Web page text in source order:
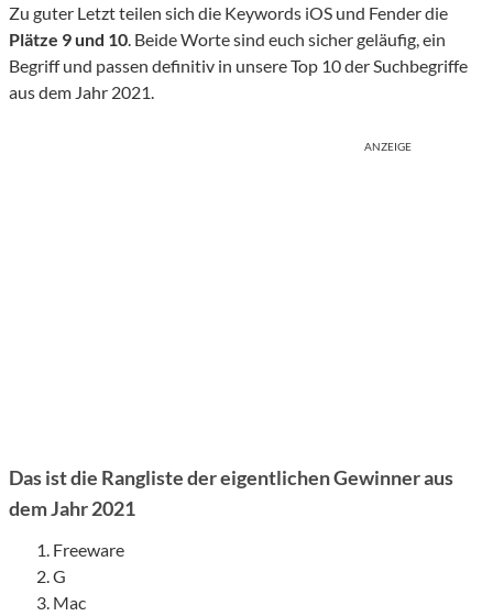
Zu guter Letzt teilen sich die Keywords iOS und Fender die
Plätze 9 und 10 . Beide Worte sind euch sicher geläufig, ein
Begriff und passen definitiv in unsere Top 10 der Suchbegriffe
aus dem Jahr 2021.
ANZEIGE
Das ist die Rangliste der eigentlichen Gewinner aus
dem Jahr 2021
Freeware
G
Mac